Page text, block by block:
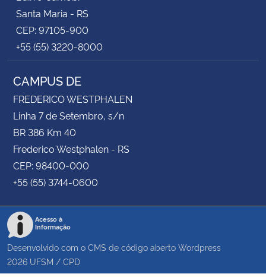
Santa Maria - RS
CEP: 97105-900
+55 (55) 3220-8000
CAMPUS DE
FREDERICO WESTPHALEN
Linha 7 de Setembro, s/n
BR 386 Km 40
Frederico Westphalen - RS
CEP: 98400-000
+55 (55) 3744-0600
Acesso à
Informação
Desenvolvido com o CMS de código aberto Wordpress
2026 UFSM / CPD